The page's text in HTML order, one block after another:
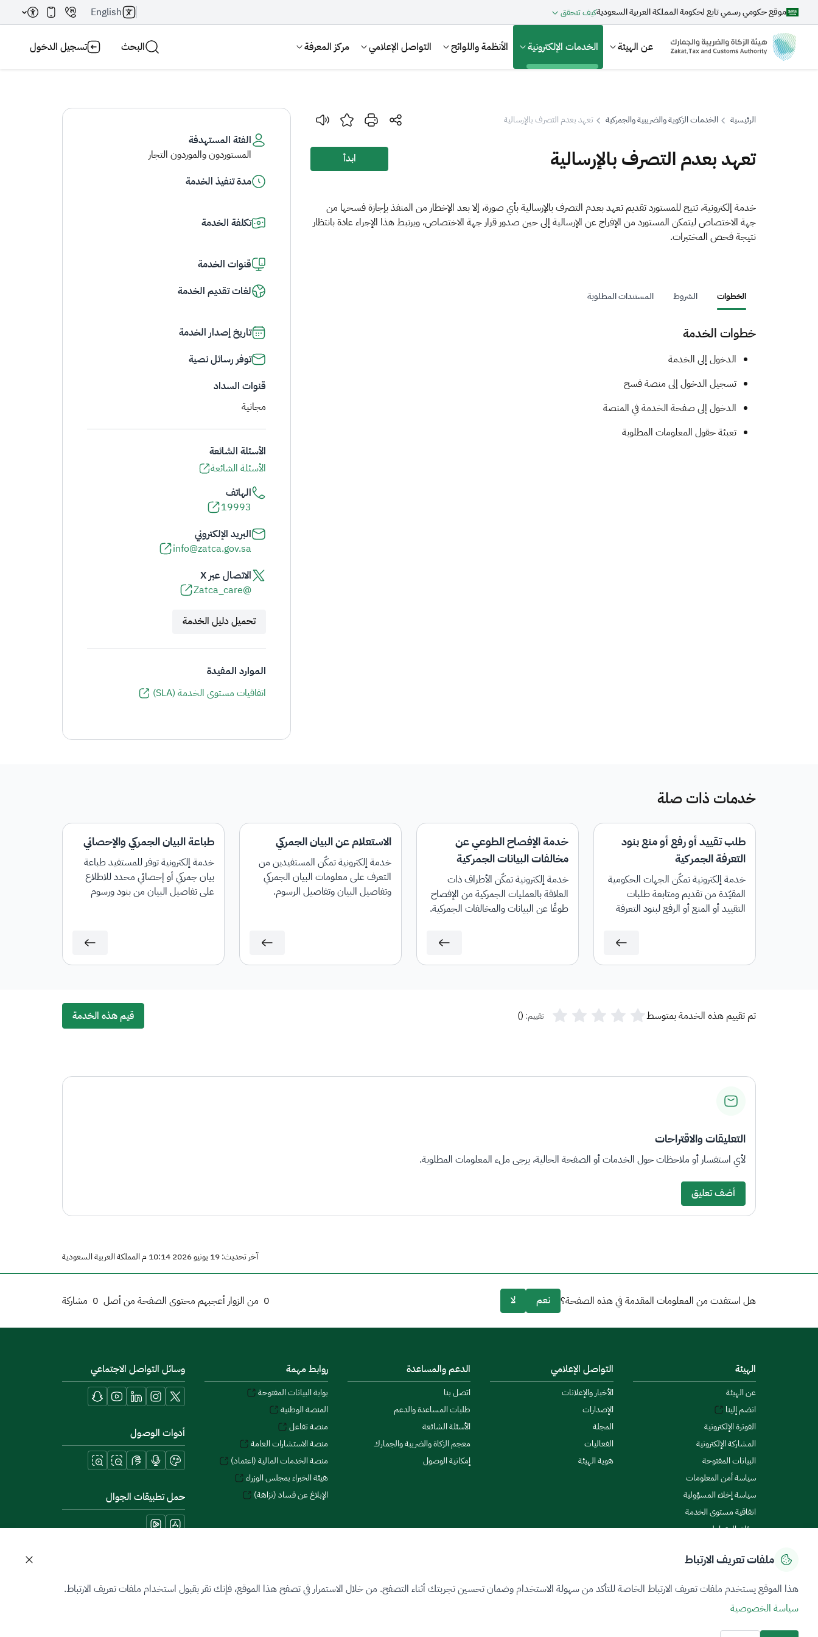
موقع حكومي رسمي تابع لحكومة المملكة العربية السعوديةكيف تتحقق English
عن الهيئة الخدمات الإلكترونية الأنظمة واللوائح التواصل الإعلامي مركز المعرفة البحث تسجيل الدخول
بحث
اقتراحات
الزكاة الجمارك ضريبة القيمة المضافة الإقرار الضريبي التصرفات العقارية
الرئيسية الخدمات الزكوية والضريبية والجمركية تعهد بعدم التصرف بالإرسالية
تعهد بعدم التصرف بالإرسالية ابدأ
خدمة إلكترونية، تتيح للمستورد تقديم تعهد بعدم التصرف بالإرسالية بأي صورة، إلا بعد الإخطار من المنفذ بإجازة فسحها من
جهة الاختصاص ليتمكن المستورد من الإفراج عن الإرسالية إلى حين صدور قرار جهة الاختصاص، ويرتبط هذا الإجراء عادة بانتظار
نتيجة فحص المختبرات.
الخطوات الشروط المستندات المطلوبة
خطوات الخدمة
​​​​​​​الدخول إلى الخدمة
تسجيل الدخول إلى منصة فسح
الدخول إلى صفحة الخدمة في المنصة
تعبئة حقول المعلومات المطلوبة​
الفئة المستهدفة
المستوردون والموردون التجار
مدة تنفيذ الخدمة
تكلفة الخدمة
قنوات الخدمة
لغات تقديم الخدمة
تاريخ إصدار الخدمة
توفر رسائل نصية
قنوات السداد
مجانية
الأسئلة الشائعة
الأسئلة الشائعة
الهاتف
19993
البريد الإلكتروني
info@zatca.gov.sa
الاتصال عبر X
@Zatca_care
تحميل دليل الخدمة
الموارد المفيدة
اتفاقيات مستوى الخدمة (SLA)
خدمات ذات صلة
طلب تقييد أو رفع أو منع بنود
التعرفة الجمركية
خدمة إلكترونية تمكّن الجهات الحكومية
المقيّدة من تقديم ومتابعة طلبات
التقييد أو المنع أو الرفع لبنود التعرفة
خدمة الإفصاح الطوعي عن
مخالفات البيانات الجمركية
خدمة إلكترونية تمكّن الأطراف ذات
العلاقة بالعمليات الجمركية من الإفصاح
طوعًا عن البيانات والمخالفات الجمركية.
الاستعلام عن البيان الجمركي
خدمة إلكترونية تمكّن المستفيدين من
التعرف على معلومات البيان الجمركي
وتفاصيل البيان وتفاصيل الرسوم.
طباعة البيان الجمركي والإحصائي
خدمة إلكترونية توفر للمستفيد طباعة
بيان جمركي أو إحصائي محدد للاطلاع
على تفاصيل البيان من بنود ورسوم
تم تقييم هذه الخدمة بمتوسط تقييم: (
) قيم هذه الخدمة
التعليقات والاقتراحات
لأي استفسار أو ملاحظات حول الخدمات أو الصفحة الحالية، يرجى ملء المعلومات المطلوبة.
أضف تعليق
آخر تحديث: 19 يونيو 2026 10:14 م المملكة العربية السعودية
0 من الزوار أعجبهم محتوى الصفحة من أصل 0 مشاركة هل استفدت من المعلومات المقدمة في هذه الصفحة؟ نعم لا
الهيئة
عن الهيئة
انضم إلينا
الفوترة الإلكترونية
المشاركة الإلكترونية
البيانات المفتوحة
سياسة أمن المعلومات
سياسة إخلاء المسؤولية
اتفاقية مستوى الخدمة
ميثاق المتعاملين
التواصل الإعلامي
الأخبار والإعلانات
الإصدارات
المجلة
الفعاليات
هوية الهيئة
الدعم والمساعدة
اتصل بنا
طلبات المساعدة والدعم
الأسئلة الشائعة
معجم الزكاة والضريبة والجمارك
إمكانية الوصول
روابط مهمة
بوابة البيانات المفتوحة
المنصة الوطنية
منصة تفاعل
منصة الاستشارات العامة
منصة الخدمات المالية (اعتماد)
هيئة الخبراء بمجلس الوزراء
الإبلاغ عن فساد (نزاهة)
وسائل التواصل الاجتماعي
أدوات الوصول
حمل تطبيقات الجوال
جميع الحقوق محفوظة 2026 © ZATCA.GOV.SA
ملفات تعريف الارتباط
هذا الموقع يستخدم ملفات تعريف الارتباط الخاصة للتأكد من سهولة الاستخدام وضمان تحسين تجربتك أثناء التصفح. من خلال الاستمرار في تصفح هذا الموقع، فإنك تقر بقبول استخدام ملفات تعريف الارتباط.
سياسة الخصوصية